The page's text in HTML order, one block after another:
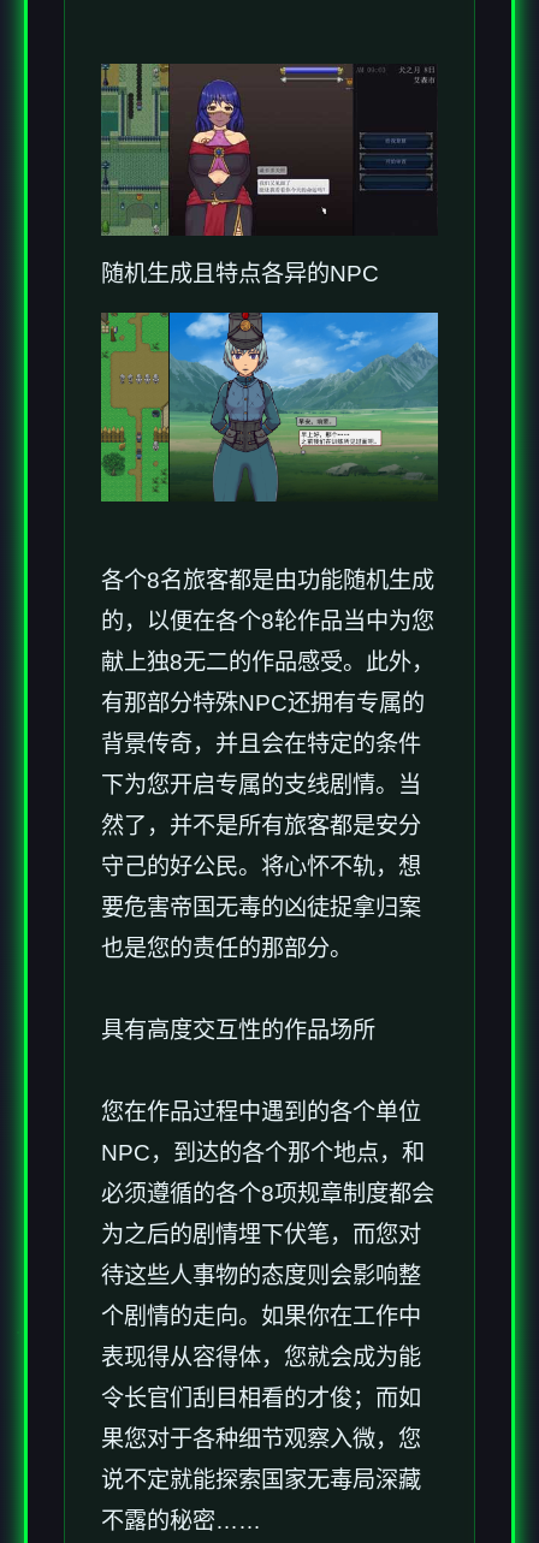
随机生成且特点各异的NPC
各个8名旅客都是由功能随机生成
的，以便在各个8轮作品当中为您
献上独8无二的作品感受。此外，
有那部分特殊NPC还拥有专属的
背景传奇，并且会在特定的条件
下为您开启专属的支线剧情。当
然了，并不是所有旅客都是安分
守己的好公民。将心怀不轨，想
要危害帝国无毒的凶徒捉拿归案
也是您的责任的那部分。
具有高度交互性的作品场所
您在作品过程中遇到的各个单位
NPC，到达的各个那个地点，和
必须遵循的各个8项规章制度都会
为之后的剧情埋下伏笔，而您对
待这些人事物的态度则会影响整
个剧情的走向。如果你在工作中
表现得从容得体，您就会成为能
令长官们刮目相看的才俊；而如
果您对于各种细节观察入微，您
说不定就能探索国家无毒局深藏
不露的秘密……